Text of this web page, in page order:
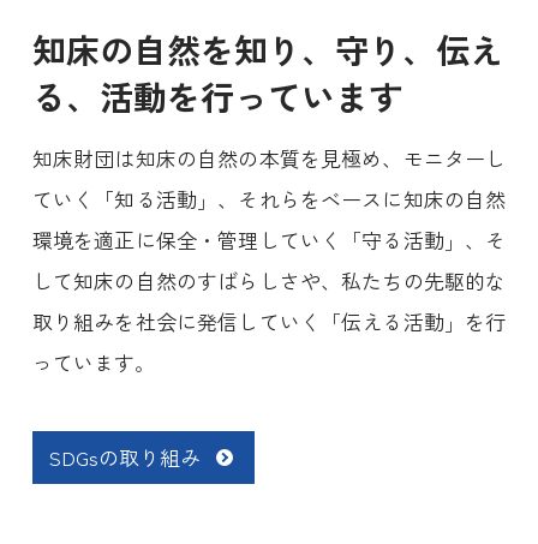
知床の自然を知り、守り、伝え
る、活動を行っています
知床財団は知床の自然の本質を見極め、モニターし
ていく「知る活動」、それらをベースに知床の自然
環境を適正に保全・管理していく「守る活動」、そ
して知床の自然のすばらしさや、私たちの先駆的な
取り組みを社会に発信していく「伝える活動」を行
っています。
SDGsの取り組み